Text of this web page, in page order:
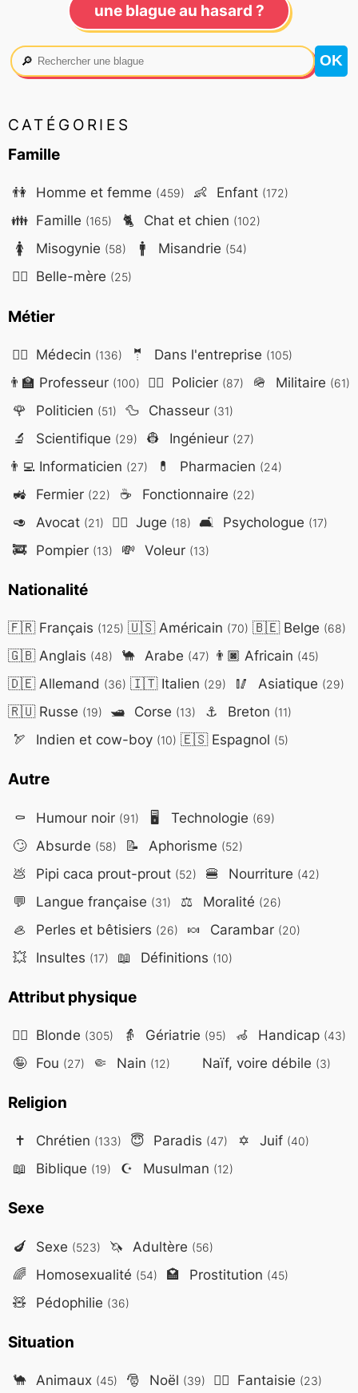
une blague au hasard ?
🔎
CATÉGORIES
Famille
👫 Homme et femme (459) 👶 Enfant (172)
👪 Famille (165) 🐈 Chat et chien (102)
🚺 Misogynie (58) 🚹 Misandrie (54)
🤷‍♀️ Belle-mère (25)
Métier
👨‍⚕️ Médecin (136) 🤵 Dans l'entreprise (105)
👨‍🏫 Professeur (100) 👮‍♂️ Policier (87) 🪖 Militaire (61)
🌹 Politicien (51) 🦆 Chasseur (31)
🔬 Scientifique (29) 👷 Ingénieur (27)
👨‍💻Informaticien (27) 💊 Pharmacien (24)
🚜 Fermier (22) ☕ Fonctionnaire (22)
🥑 Avocat (21) 👨‍⚖️ Juge (18) 🛋️ Psychologue (17)
🚒 Pompier (13) 💸 Voleur (13)
Nationalité
🇫🇷Français (125) 🇺🇸Américain (70) 🇧🇪Belge (68)
🇬🇧Anglais (48) 🐪 Arabe (47) 👨🏿 Africain (45)
🇩🇪Allemand (36) 🇮🇹Italien (29) 🥢 Asiatique (29)
🇷🇺Russe (19) 🛥️ Corse (13) ⚓ Breton (11)
🏹 Indien et cow-boy (10) 🇪🇸Espagnol (5)
Autre
⚰️ Humour noir (91) 🖥️ Technologie (69)
🙄 Absurde (58) 📝 Aphorisme (52)
💩 Pipi caca prout-prout (52) 🍔 Nourriture (42)
💬 Langue française (31) ⚖️ Moralité (26)
🦪 Perles et bêtisiers (26) 🍬 Carambar (20)
💥 Insultes (17) 📖 Définitions (10)
Attribut physique
👱‍♀️ Blonde (305) 👵 Gériatrie (95) 🦽 Handicap (43)
🤪 Fou (27) 🤏 Nain (12) Naïf, voire débile (3)
Religion
✝️ Chrétien (133) 😇 Paradis (47) ✡️ Juif (40)
📖 Biblique (19) ☪️ Musulman (12)
Sexe
🍆 Sexe (523) 🦄 Adultère (56)
🌈 Homosexualité (54) 🏩 Prostitution (45)
🧸 Pédophilie (36)
Situation
🐪 Animaux (45) 🎅 Noël (39) 🧙‍♂️ Fantaisie (23)